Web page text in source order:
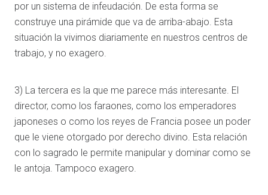
por un sistema de infeudación. De esta forma se
construye una pirámide que va de arriba-abajo. Esta
situación la vivimos diariamente en nuestros centros de
trabajo, y no exagero.
3) La tercera es la que me parece más interesante. El
director, como los faraones, como los emperadores
japoneses o como los reyes de Francia posee un poder
que le viene otorgado por derecho divino. Esta relación
con lo sagrado le permite manipular y dominar como se
le antoja. Tampoco exagero.